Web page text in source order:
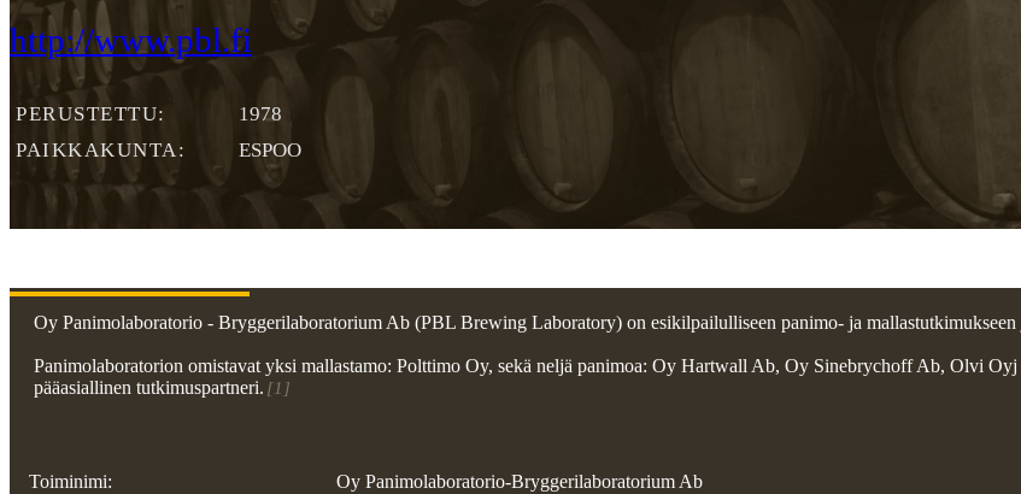
http://www.pbl.fi
PERUSTETTU
1978
PAIKKAKUNTA
ESPOO
Oy Panimolaboratorio - Bryggerilaboratorium Ab (PBL Brewing Laboratory) on esikilpailulliseen panimo- ja
Panimolaboratorion omistavat yksi mallastamo: Polttimo Oy, sekä neljä panimoa: Oy Hartwall Ab, Oy Sinebrychoff Ab, Olvi
pääasiallinen tutkimuspartneri. [1]
Toiminimi:
Oy Panimolaboratorio-Bryggerilaboratorium Ab